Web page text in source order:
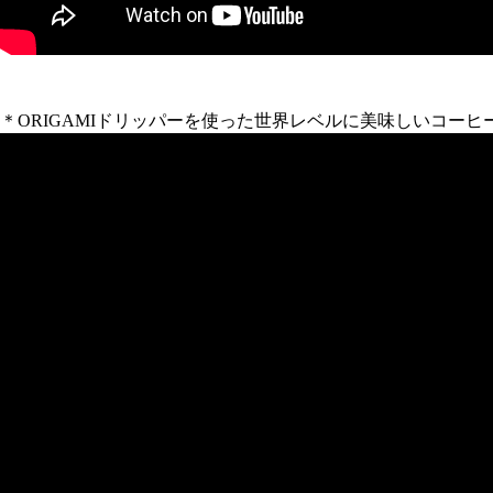
＊ORIGAMIドリッパーを使った世界レベルに美味しいコーヒ